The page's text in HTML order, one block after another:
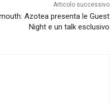
Articolo successivo
Azotea presenta le Guest
Night e un talk esclusivo